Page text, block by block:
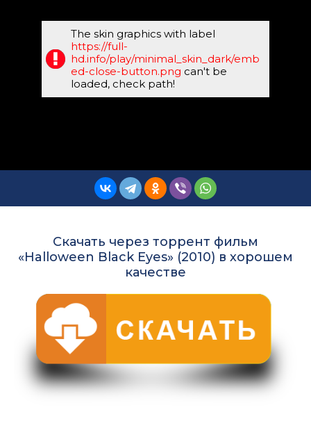
The skin graphics with label
https://full-
hd.info/play/minimal_skin_dark/emb
ed-close-button.png can't be
loaded, check path!
Скачать через торрент фильм
«Halloween Black Eyes» (2010) в хорошем
качестве